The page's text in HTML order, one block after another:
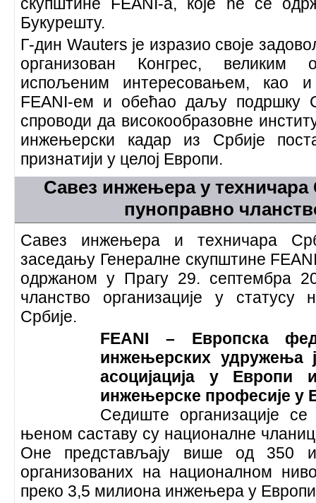
скупштине FEANI-а, које ће се
Букурешту.
Г-дин Wauters је изразио своје
организован Конгрес,
испољеним интересовањем, као
FEANI-ем и обећао даљу подршку
спроводи да високообразовне
инжењерски кадар из Србије
признатији у целој Европи.
Савез инжењера у
пуноправно
Савез инжењера и техничара
заседању Генералне скупштине
одржаном у Прагу 29. септембра
чланство организације у статусу
Србије.
FEANI – Европска
инжењерских удружења
асоцијација у Европи
инжењерске професије у
Седиште организације
њеном саставу су националне
Оне представљају више од 350
организованих на националном
преко 3,5 милиона инжењера у